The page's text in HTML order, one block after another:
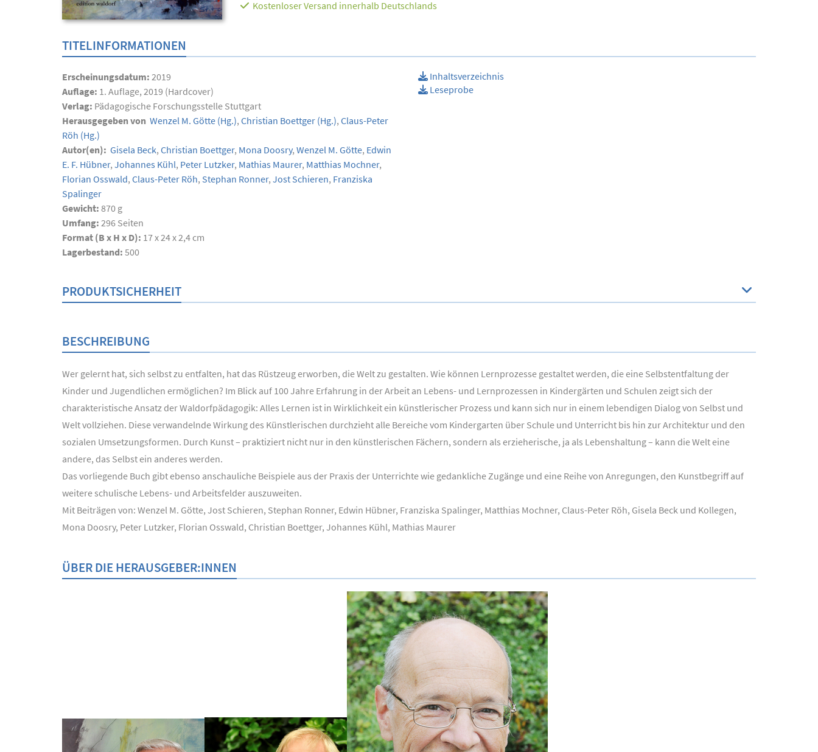
Kostenloser Versand innerhalb Deutschlands
TITELINFORMATIONEN
Erscheinungsdatum: 2019
Auflage: 1. Auflage, 2019 (Hardcover)
Verlag: Pädagogische Forschungsstelle Stuttgart
Herausgegeben von Wenzel M. Götte (Hg.), Christian Boettger (Hg.), Claus-Peter
Röh (Hg.)
Autor(en): Gisela Beck, Christian Boettger, Mona Doosry, Wenzel M. Götte, Edwin
E. F. Hübner, Johannes Kühl, Peter Lutzker, Mathias Maurer, Matthias Mochner,
Florian Osswald, Claus-Peter Röh, Stephan Ronner, Jost Schieren, Franziska
Spalinger
Gewicht: 870 g
Umfang: 296 Seiten
Format (B x H x D): 17 x 24 x 2,4 cm
Lagerbestand: 500
Inhaltsverzeichnis
Leseprobe
PRODUKTSICHERHEIT
BESCHREIBUNG
Wer gelernt hat, sich selbst zu entfalten, hat das Rüstzeug erworben, die Welt zu gestalten. Wie können Lernprozesse gestaltet werden, die eine Selbstentfaltung der
Kinder und Jugendlichen ermöglichen? Im Blick auf 100 Jahre Erfahrung in der Arbeit an Lebens- und Lernprozessen in Kindergärten und Schulen zeigt sich der
charakteristische Ansatz der Waldorfpädagogik: Alles Lernen ist in Wirklichkeit ein künstlerischer Prozess und kann sich nur in einem lebendigen Dialog von Selbst und
Welt vollziehen. Diese verwandelnde Wirkung des Künstlerischen durchzieht alle Bereiche vom Kindergarten über Schule und Unterricht bis hin zur Architektur und den
sozialen Umsetzungsformen. Durch Kunst – praktiziert nicht nur in den künstlerischen Fächern, sondern als erzieherische, ja als Lebenshaltung – kann die Welt eine
andere, das Selbst ein anderes werden.
Das vorliegende Buch gibt ebenso anschauliche Beispiele aus der Praxis der Unterrichte wie gedankliche Zugänge und eine Reihe von Anregungen, den Kunstbegriff auf
weitere schulische Lebens- und Arbeitsfelder auszuweiten.
Mit Beiträgen von: Wenzel M. Götte, Jost Schieren, Stephan Ronner, Edwin Hübner, Franziska Spalinger, Matthias Mochner, Claus-Peter Röh, Gisela Beck und Kollegen,
Mona Doosry, Peter Lutzker, Florian Osswald, Christian Boettger, Johannes Kühl, Mathias Maurer
ÜBER DIE HERAUSGEBER:INNEN